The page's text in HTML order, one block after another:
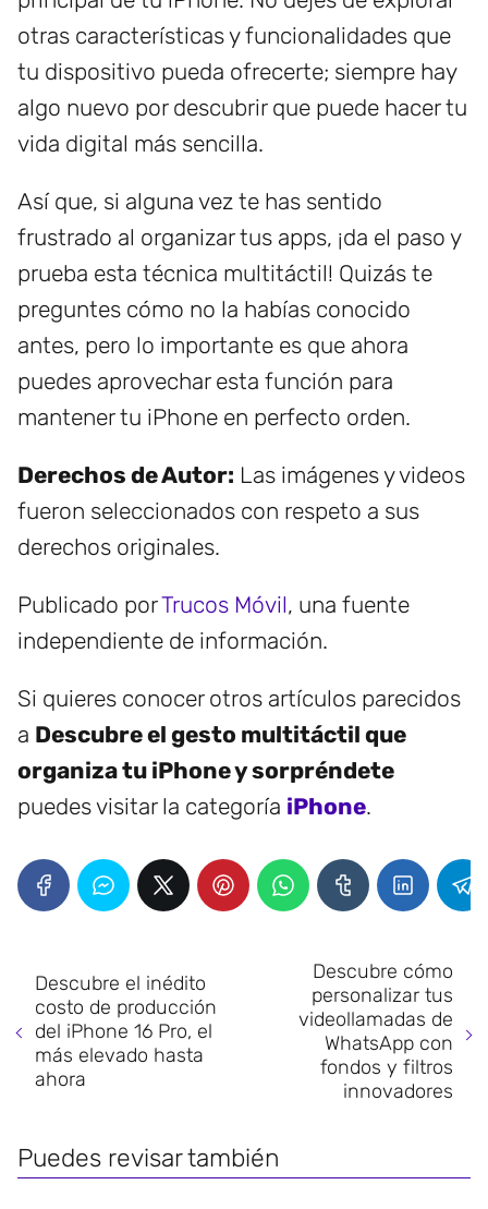
otras características y funcionalidades que
tu dispositivo pueda ofrecerte; siempre hay
algo nuevo por descubrir que puede hacer tu
vida digital más sencilla.
Así que, si alguna vez te has sentido
frustrado al organizar tus apps, ¡da el paso y
prueba esta técnica multitáctil! Quizás te
preguntes cómo no la habías conocido
antes, pero lo importante es que ahora
puedes aprovechar esta función para
mantener tu iPhone en perfecto orden.
Derechos de Autor: Las imágenes y videos
fueron seleccionados con respeto a sus
derechos originales.
Publicado porTrucos Móvil, una fuente
independiente de información.
Si quieres conocer otros artículos parecidos
a Descubre el gesto multitáctil que
organiza tu iPhone y sorpréndete
puedes visitar la categoría iPhone.
Descubre el inédito
costo de producción
del iPhone 16 Pro, el
más elevado hasta
ahora
Descubre cómo
personalizar tus
videollamadas de
WhatsApp con
fondos y filtros
innovadores
Puedes revisar también